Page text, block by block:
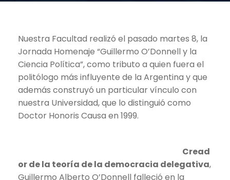
Nuestra Facultad realizó el pasado martes 8, la
Jornada Homenaje “Guillermo O’Donnell y la
Ciencia Política”, como tributo a quien fuera el
politólogo más influyente de la Argentina y que
además construyó un particular vínculo con
nuestra Universidad, que lo distinguió como
Doctor Honoris Causa en 1999.
Cread
or de la teoría de la democracia delegativa,
Guillermo Alberto O’Donnell falleció en la